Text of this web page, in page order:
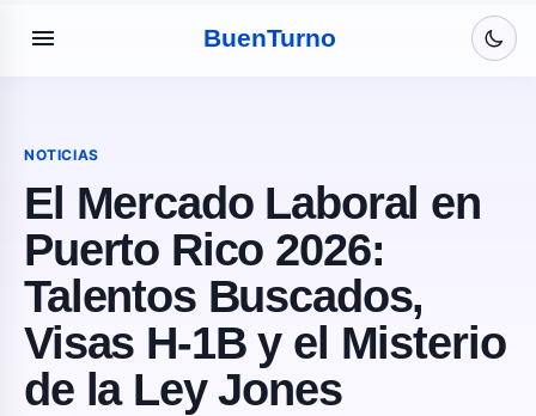
menu BuenTurno
NOTICIAS
El Mercado Laboral en
Puerto Rico 2026:
Talentos Buscados,
Visas H-1B y el Misterio
de la Ley Jones